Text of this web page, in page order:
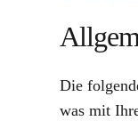
Die
was mit